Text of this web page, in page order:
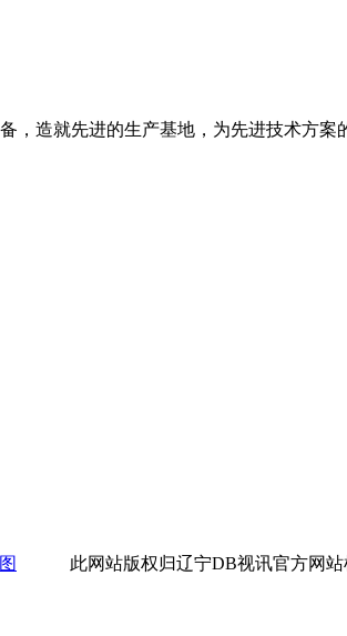
，造就先进的生产基地，为先进技术方案
此网站版权归辽宁DB视讯官方网站